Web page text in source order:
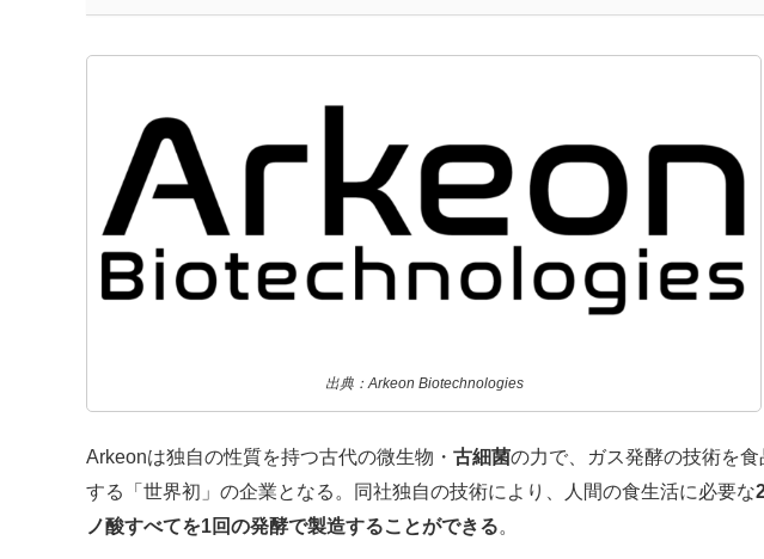
出典：Arkeon Biotechnologies
Arkeonは独自の性質を持つ古代の微生物・ 古細菌の力で、ガス発酵の技術を食
する「世界初」の企業となる。同社独自の技術により、人間の食生活に必要な
ノ酸すべてを1回の発酵で製造することができる。